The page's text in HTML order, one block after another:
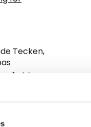
Tecken,
skärmen